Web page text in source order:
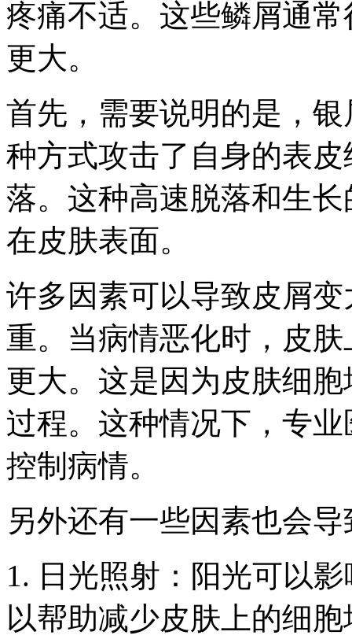
疼痛不适。这些鳞屑通
更大。
首先，需要说明的是，
种方式攻击了自身的表
落。这种高速脱落和生
在皮肤表面。
许多因素可以导致皮屑
重。当病情恶化时，皮
更大。这是因为皮肤细
过程。这种情况下，专
控制病情。
另外还有一些因素也会
1. 日光照射：阳光可以
以帮助减少皮肤上的细